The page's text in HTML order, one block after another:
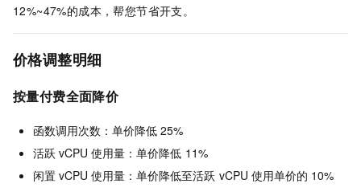
12%~47%的成本，帮您节省开支。
价格调整明细
按量付费全面降价
函数调用次数：单价降低 25%
活跃 vCPU 使用量：单价降低 11%
闲置 vCPU 使用量：单价降低至活跃 vCPU 使用单价的 10%